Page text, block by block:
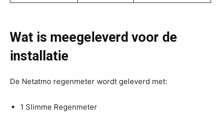
Wat is meegeleverd voor de
installatie
De Netatmo regenmeter wordt geleverd met:
1 Slimme Regenmeter